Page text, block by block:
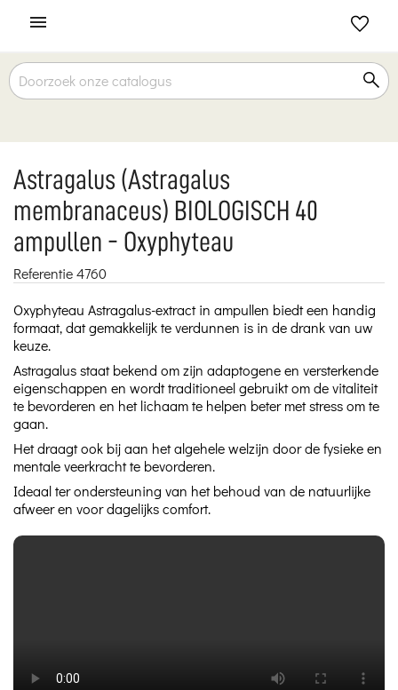

Astragalus (Astragalus
membranaceus) BIOLOGISCH 40
ampullen - Oxyphyteau
Referentie4760
Oxyphyteau Astragalus-extract in ampullen biedt een handig
formaat, dat gemakkelijk te verdunnen is in de drank van uw
keuze.
Astragalus staat bekend om zijn adaptogene en versterkende
eigenschappen en wordt traditioneel gebruikt om de vitaliteit
te bevorderen en het lichaam te helpen beter met stress om te
gaan.
Het draagt ook bij aan het algehele welzijn door de fysieke en
mentale veerkracht te bevorderen.
Ideaal ter ondersteuning van het behoud van de natuurlijke
afweer en voor dagelijks comfort.